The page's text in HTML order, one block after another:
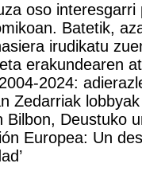
oso interesgarri
Batetik,
irudikatu
erakundearen
2024:
Zedarriak
Bilbon, Deustuko
ón Europea: Un
’